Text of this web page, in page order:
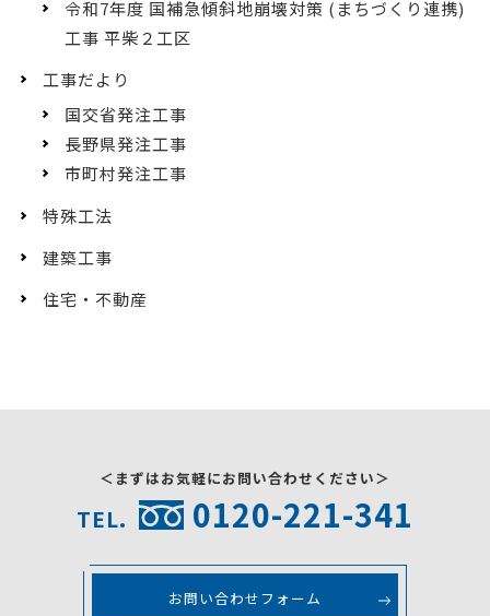
令和7年度 国補急傾斜地崩壊対策 (まちづくり連携)
工事 平柴２工区
工事だより
国交省発注工事
長野県発注工事
市町村発注工事
特殊工法
建築工事
住宅・不動産
＜まずはお気軽にお問い合わせください＞
TEL. 0120-221-341
お問い合わせフォーム